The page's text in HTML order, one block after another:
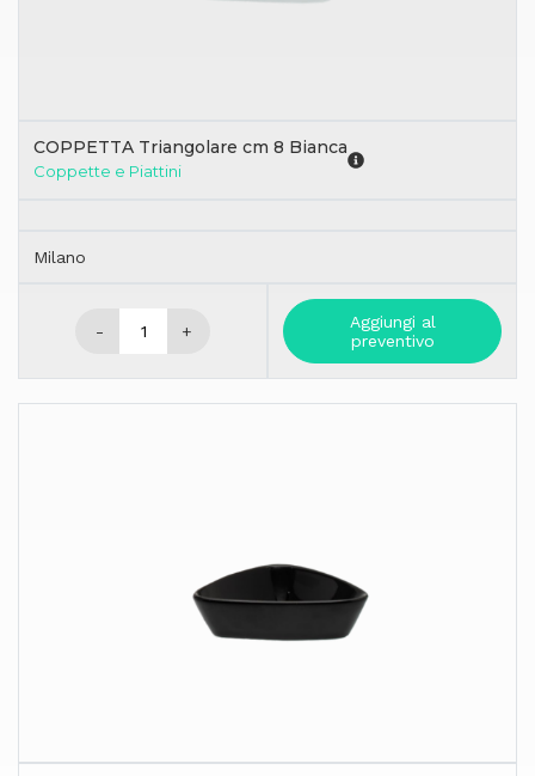
COPPETTA Triangolare cm 8 Bianca
Coppette e Piattini
Milano
- +
Aggiungi al
preventivo